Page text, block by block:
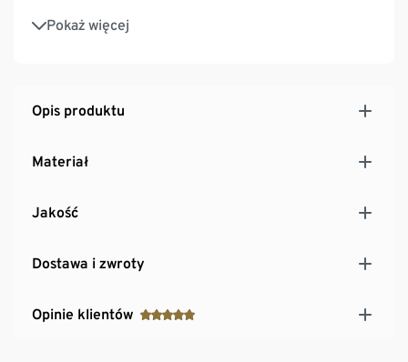
Pokaż więcej
Amortyzuje stopy i stawy podczas jogi i pilatesu
Opis produktu
Materiał
Jakość
Dostawa i zwroty
Opinie klientów